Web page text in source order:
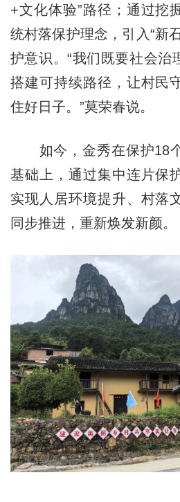
+文化体验”路径；通过挖
统村落保护理念，引入“新
护意识。“我们既要社会治
搭建可持续路径，让村民
住好日子。”莫荣春说。
如今，金秀在保护18
基础上，通过集中连片保
实现人居环境提升、村落
同步推进，重新焕发新颜。